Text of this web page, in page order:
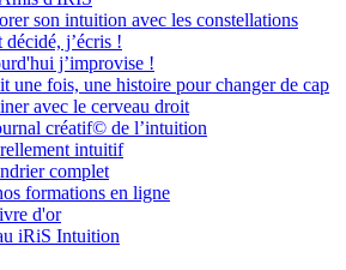
son intuition avec les constellations
décidé, j’écris !
j’improvise !
une fois, une histoire pour changer de cap
avec le cerveau droit
créatif© de l’intuition
intuitif
complet
formations en ligne
d'or
iRiS Intuition